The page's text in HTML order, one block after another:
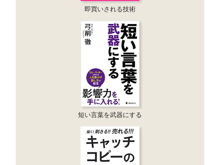
即買いされる技術
短い言葉を武器にする